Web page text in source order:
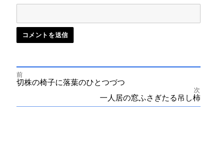
投
前
前
の
切株の椅子に落葉のひとつづつ
次
一人居の窓ふさぎたる吊し柿